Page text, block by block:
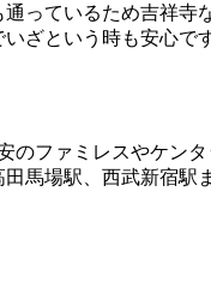
っているため吉祥寺
ざという時も安心で
ファミレスやケン
馬場駅、西武新宿駅